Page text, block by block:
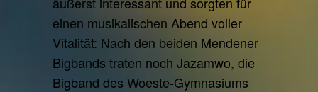
einen musikalischen Abend voller
Vitalität: Nach den beiden Mendener
Bigbands traten noch Jazamwo, die
Bigband des Woeste-Gymnasiums